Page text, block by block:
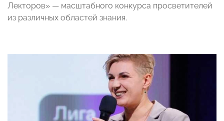
Лекторов» — масштабного конкурса просветителей
из различных областей знания.